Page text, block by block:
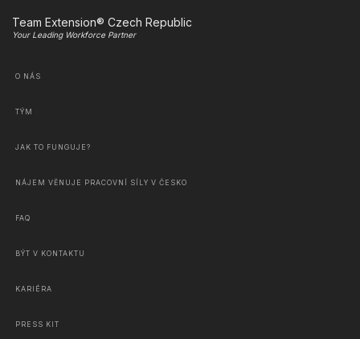
Team Extension® Czech Republic
Your Leading Workforce Partner
O NÁS
TÝM
JAK TO FUNGUJE?
NÁJEM VĚNUJE PRACOVNÍ SÍLY V ČESKO
FAQ
BÝT V KONTAKTU
KARIÉRA
PRESS KIT